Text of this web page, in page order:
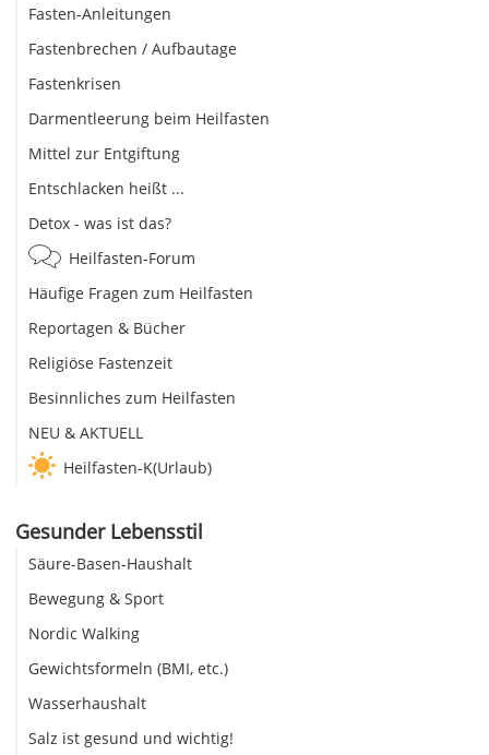
Fasten-Anleitungen
Fastenbrechen / Aufbautage
Fastenkrisen
Darmentleerung beim Heilfasten
Mittel zur Entgiftung
Entschlacken heißt ...
Detox - was ist das?
Heilfasten-Forum
Häufige Fragen zum Heilfasten
Reportagen & Bücher
Religiöse Fastenzeit
Besinnliches zum Heilfasten
NEU & AKTUELL
Heilfasten-K(Urlaub)
Gesunder Lebensstil
Säure-Basen-Haushalt
Bewegung & Sport
Nordic Walking
Gewichtsformeln (BMI, etc.)
Wasserhaushalt
Salz ist gesund und wichtig!